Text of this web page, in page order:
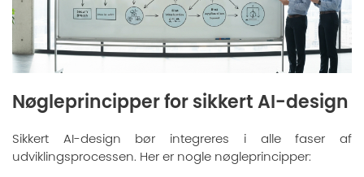
Nøgleprincipper for sikkert AI-design
Sikkert AI-design bør integreres i alle faser af
udviklingsprocessen. Her er nogle nøgleprincipper: